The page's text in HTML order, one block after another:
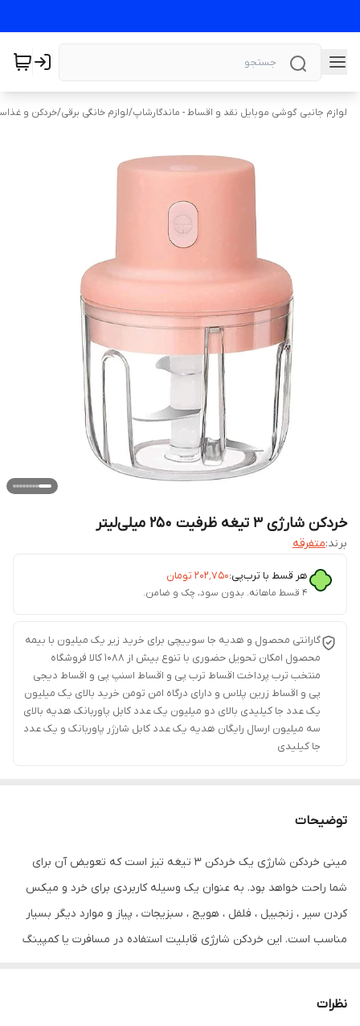
لوازم جانبی گوشی موبایل نقد و اقساط - ماندگارشاپ/لوازم خانگی برقی/خردکن و
خردکن شارژی ۳ تیغه ظرفیت ۲۵۰ میلی‌لیتر
برند:متفرقه
هر قسط با ترب‌پی:۲۰۲٬۷۵۰ تومان
۴ قسط ماهانه. بدون سود، چک و ضامن.
گارانتی محصول و هدیه جا سوییچی برای خرید زیر یک میلیون با بیمه
محصول امکان تحویل حضوری با تنوع بیش از 1088 کالا فروشگاه
منتخب ترب پرداخت اقساط ترب پی و اقساط اسنپ پی و اقساط دیجی
پی و اقساط زرین پلاس و دارای درگاه امن تومن خرید بالای یک میلیون
یک عدد جا کیلیدی بالای دو میلیون یک عدد کابل پاوربانک هدیه بالای
سه میلیون ارسال رایگان هدیه یک عدد کابل شارژر پاوربانک و یک عدد
جا کیلیدی
توضیحات
مینی خردکن شارژی یک خردکن 3 تیغه تیز است که تعویض آن برای
شما راحت خواهد بود. به عنوان یک وسیله کاربردی برای خرد و میکس
کردن سیر ، زنجبیل ، فلفل ، هویج ، سبزیجات ، پیاز و موارد دیگر بسیار
مناسب است. این خردکن شارژی قابلیت استفاده در مسافرت یا کمپینگ
مقاوم بوده و همچنین تیغه های آن ضدزنگ می باشد.
نظرات